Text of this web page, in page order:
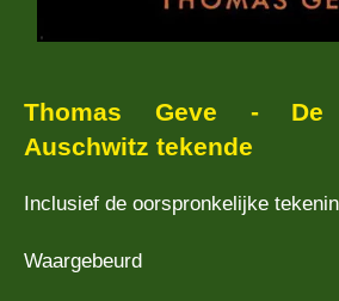
Thomas Geve -
Auschwitz tekende
Inclusief de oorspronkelijke
Waargebeurd